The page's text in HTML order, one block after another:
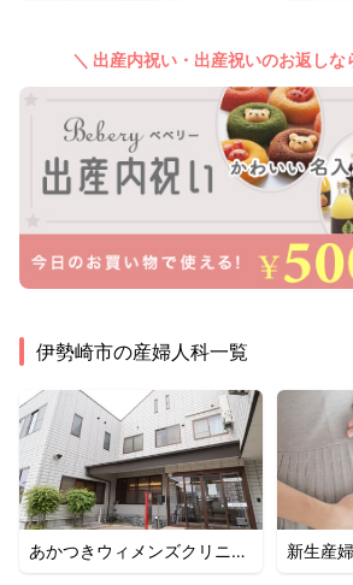
＼ 出産内祝い・出産祝いのお返しな
伊勢崎市の産婦人科一覧
あかつきウィメンズクリニッ
新生産